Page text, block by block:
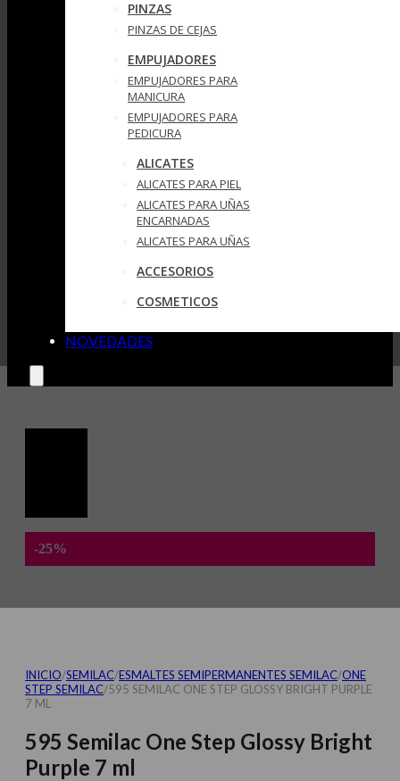
PINZAS
PINZAS DE CEJAS
EMPUJADORES
EMPUJADORES PARA
MANICURA
EMPUJADORES PARA
PEDICURA
ALICATES
ALICATES PARA PIEL
ALICATES PARA UÑAS
ENCARNADAS
ALICATES PARA UÑAS
ACCESORIOS
COSMETICOS
NOVEDADES
-25%
INICIO/SEMILAC/ESMALTES SEMIPERMANENTES SEMILAC/ONE
STEP SEMILAC/595 SEMILAC ONE STEP GLOSSY BRIGHT PURPLE
7 ML
595 Semilac One Step Glossy Bright
Purple 7 ml